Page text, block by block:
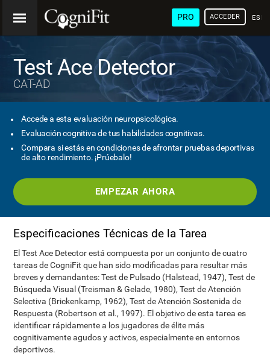
PRO ACCEDER
Test Ace Detector
CAT-AD
Accede a esta evaluación neuropsicológica.
Evaluación cognitiva de tus habilidades cognitivas.
Compara si estás en condiciones de afrontar pruebas deportivas
de alto rendimiento. ¡Prúebalo!
EMPEZAR AHORA
Especificaciones Técnicas de la Tarea
El Test Ace Detector está compuesta por un conjunto de cuatro
tareas de CogniFit que han sido modificadas para resultar más
breves y demandantes: Test de Pulsado (Halstead, 1947), Test de
Búsqueda Visual (Treisman & Gelade, 1980), Test de Atención
Selectiva (Brickenkamp, 1962), Test de Atención Sostenida de
Respuesta (Robertson et al., 1997). El objetivo de esta tarea es
identificar rápidamente a los jugadores de élite más
cognitivamente agudos y activos, especialmente en entornos
deportivos.